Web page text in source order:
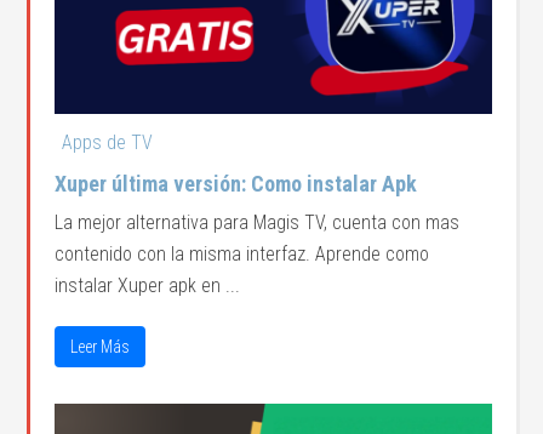
Apps de TV
Xuper última versión: Como instalar Apk
La mejor alternativa para Magis TV, cuenta con mas
contenido con la misma interfaz. Aprende como
instalar Xuper apk en ...
Leer Más